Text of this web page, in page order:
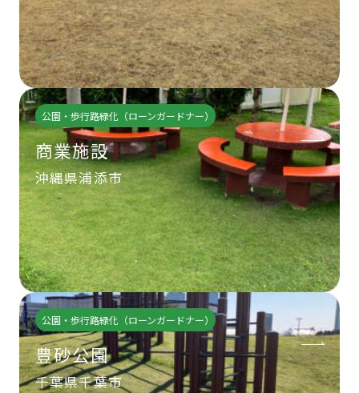
公園・歩行路緑化（ローンガードナー）
商業施設
沖縄県浦添市
公園・歩行路緑化（ローンガードナー）
豊砂公園
千葉県千葉市